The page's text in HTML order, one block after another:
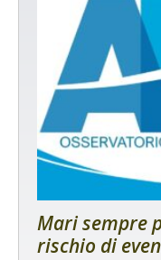
Mari sempre
rischio di